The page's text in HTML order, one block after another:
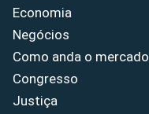
Economia
Negócios
Como anda o mercado
Congresso
Justiça